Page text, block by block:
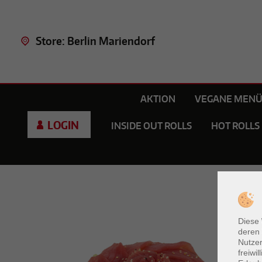
Diese
deren
Store: Berlin Mariendorf
LOGIN
AKTION VEGANE
INSIDE OUT ROLLS HOT ROLLS